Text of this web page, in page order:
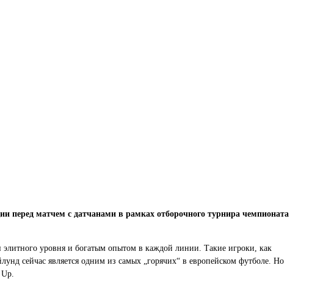
перед матчем с датчанами в рамках отборочного турнира чемпионата
уровня и богатым опытом в каждой линии. Такие игроки, как
сейчас является одним из самых „горячих“ в европейском футболе. Но